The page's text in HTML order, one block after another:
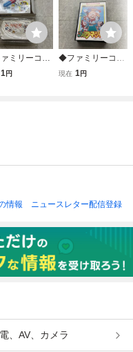
ミリーコン
ター/ファミ
1円
◆ファミリーコン
ピューター/ファミ
現在 1円
情報
ニュースレター配信登録
、AV、カメラ